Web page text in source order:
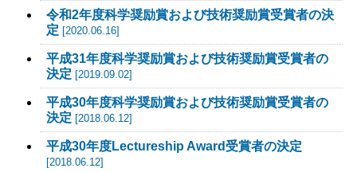
令和2年度科学奨励賞および技術奨励賞受賞者の決
定 [2020.06.16]
平成31年度科学奨励賞および技術奨励賞受賞者の
決定 [2019.09.02]
平成30年度科学奨励賞および技術奨励賞受賞者の
決定 [2018.06.12]
平成30年度Lectureship Award受賞者の決定
[2018.06.12]